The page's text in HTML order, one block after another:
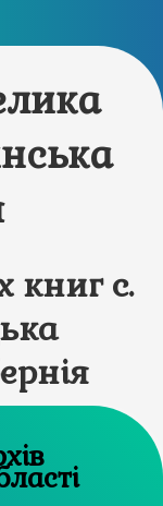
книг с.